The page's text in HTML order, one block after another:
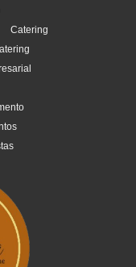
Catering